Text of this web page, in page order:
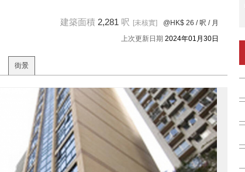
建築面積 2,281 呎 [未核實] @HK$ 26 / 呎 / 月
上次更新日期 2024年01月30日
街景